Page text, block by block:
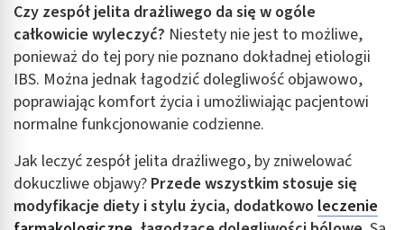
Czy zespół jelita drażliwego da się w ogóle
całkowicie wyleczyć? Niestety nie jest to możliwe,
ponieważ do tej pory nie poznano dokładnej etiologii
IBS. Można jednak łagodzić dolegliwość objawowo,
poprawiając komfort życia i umożliwiając pacjentowi
normalne funkcjonowanie codzienne.
Jak leczyć zespół jelita drażliwego, by zniwelować
dokuczliwe objawy? Przede wszystkim stosuje się
modyfikacje diety i stylu życia, dodatkowo leczenie